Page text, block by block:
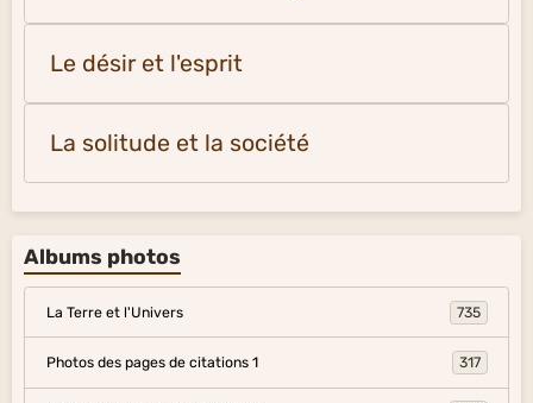
Le désir et l'esprit
La solitude et la société
Albums photos
La Terre et l'Univers 735
Photos des pages de citations 1 317